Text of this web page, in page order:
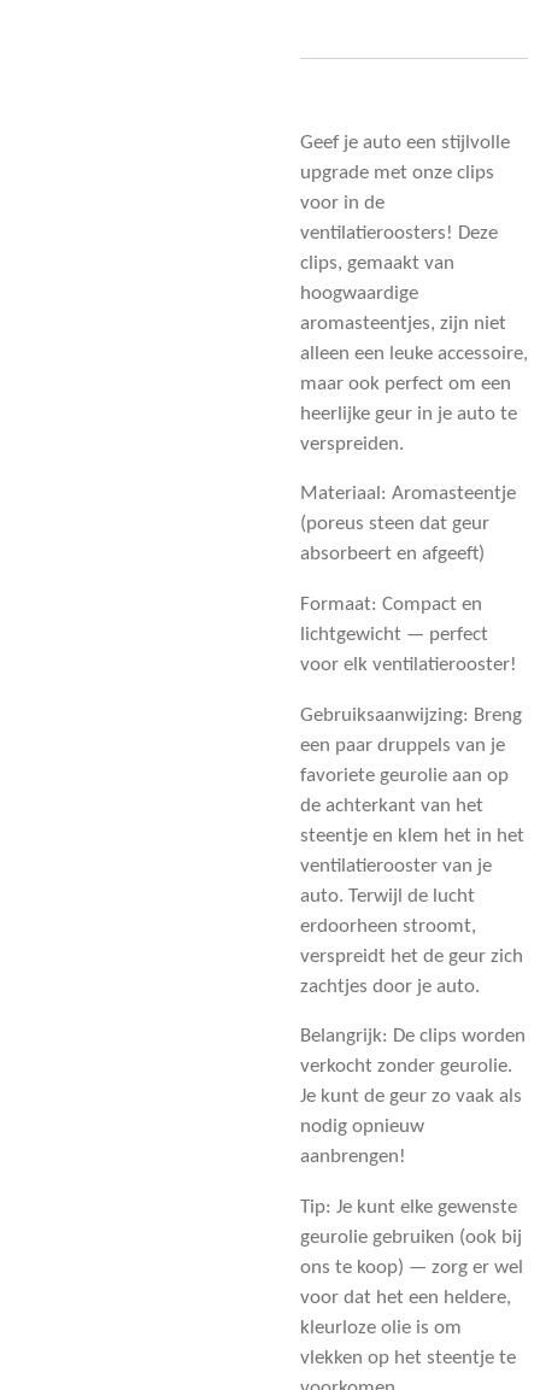
Geef je auto een stijlvolle
upgrade met onze clips
voor in de
ventilatieroosters! Deze
clips, gemaakt van
hoogwaardige
aromasteentjes, zijn niet
alleen een leuke accessoire,
maar ook perfect om een
heerlijke geur in je auto te
verspreiden.
Materiaal: Aromasteentje
(poreus steen dat geur
absorbeert en afgeeft)
Formaat: Compact en
lichtgewicht — perfect
voor elk ventilatierooster!
Gebruiksaanwijzing: Breng
een paar druppels van je
favoriete geurolie aan op
de achterkant van het
steentje en klem het in het
ventilatierooster van je
auto. Terwijl de lucht
erdoorheen stroomt,
verspreidt het de geur zich
zachtjes door je auto.
Belangrijk: De clips worden
verkocht zonder geurolie.
Je kunt de geur zo vaak als
nodig opnieuw
aanbrengen!
Tip: Je kunt elke gewenste
geurolie gebruiken (ook bij
ons te koop) — zorg er wel
voor dat het een heldere,
kleurloze olie is om
vlekken op het steentje te